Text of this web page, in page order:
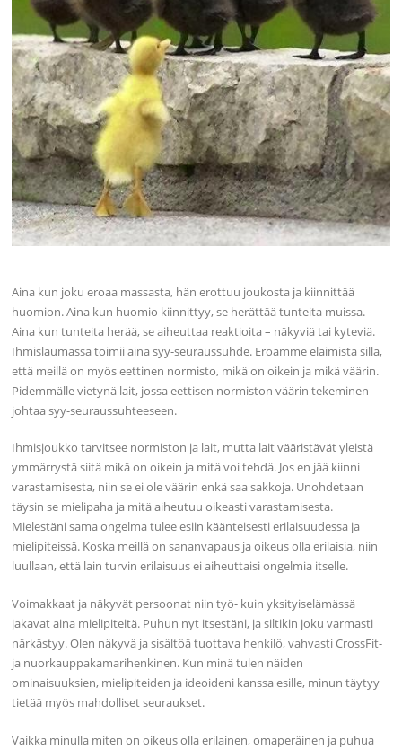
Aina kun joku eroaa massasta, hän erottuu joukosta ja kiinnittää
huomion. Aina kun huomio kiinnittyy, se herättää tunteita muissa.
Aina kun tunteita herää, se aiheuttaa reaktioita – näkyviä tai kyteviä.
Ihmislaumassa toimii aina syy-seuraussuhde. Eroamme eläimistä sillä,
että meillä on myös eettinen normisto, mikä on oikein ja mikä väärin.
Pidemmälle vietynä lait, jossa eettisen normiston väärin tekeminen
johtaa syy-seuraussuhteeseen.
Ihmisjoukko tarvitsee normiston ja lait, mutta lait vääristävät yleistä
ymmärrystä siitä mikä on oikein ja mitä voi tehdä. Jos en jää kiinni
varastamisesta, niin se ei ole väärin enkä saa sakkoja. Unohdetaan
täysin se mielipaha ja mitä aiheutuu oikeasti varastamisesta.
Mielestäni sama ongelma tulee esiin käänteisesti erilaisuudessa ja
mielipiteissä. Koska meillä on sananvapaus ja oikeus olla erilaisia, niin
luullaan, että lain turvin erilaisuus ei aiheuttaisi ongelmia itselle.
Voimakkaat ja näkyvät persoonat niin työ- kuin yksityiselämässä
jakavat aina mielipiteitä. Puhun nyt itsestäni, ja siltikin joku varmasti
närkästyy. Olen näkyvä ja sisältöä tuottava henkilö, vahvasti CrossFit-
ja nuorkauppakamarihenkinen. Kun minä tulen näiden
ominaisuuksien, mielipiteiden ja ideoideni kanssa esille, minun täytyy
tietää myös mahdolliset seuraukset.
Vaikka minulla miten on oikeus olla erilainen, omaperäinen ja puhua